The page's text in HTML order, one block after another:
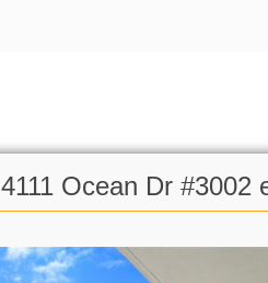
4111 Ocean Dr #3002